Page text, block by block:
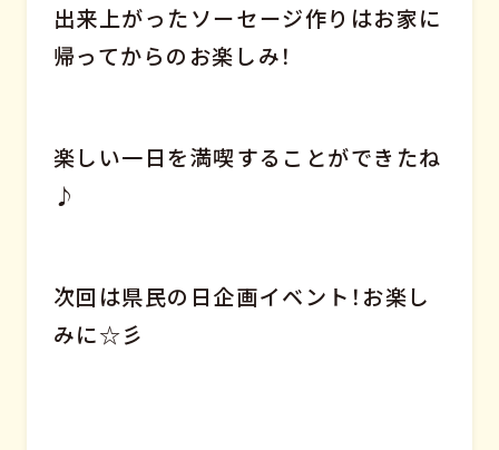
出来上がったソーセージ作りはお家に
帰ってからのお楽しみ！
楽しい一日を満喫することができたね
♪
次回は県民の日企画イベント！お楽し
みに☆彡